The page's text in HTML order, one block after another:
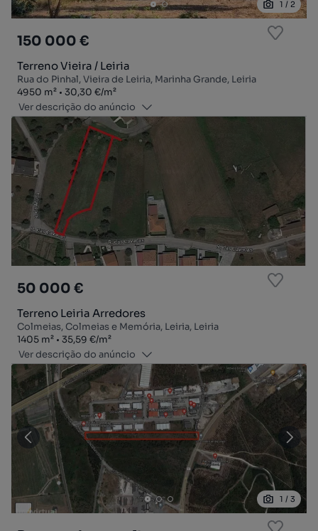
1 / 2
150 000 €
Terreno Vieira / Leiria
Rua do Pinhal, Vieira de Leiria, Marinha Grande, Leiria
Zona
4950 m²
Preço por metro quadrado
30,30 €/m²
Ver descrição do anúncio
50 000 €
Terreno Leiria Arredores
Colmeias, Colmeias e Memória, Leiria, Leiria
Zona
1405 m²
Preço por metro quadrado
35,59 €/m²
Ver descrição do anúncio
1 / 3